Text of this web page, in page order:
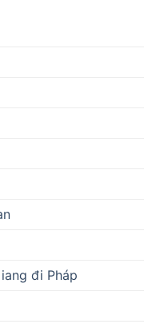
đi Pháp